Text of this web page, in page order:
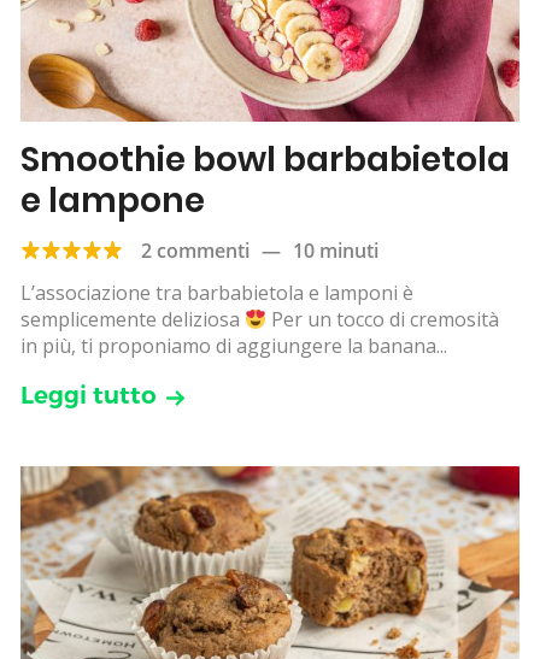
Smoothie bowl barbabietola
e lampone
2 commenti — 10 minuti
L’associazione tra barbabietola e lamponi è
semplicemente deliziosa
Per un tocco di cremosità
in più, ti proponiamo di aggiungere la banana...
Leggi tutto